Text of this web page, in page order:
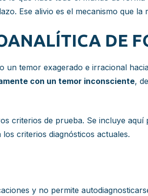
Ese alivio es el mecanismo que la
DE
temor exagerado e irracional
con un temor inconsciente,
criterios de prueba. Se incluye aquí
criterios diagnósticos actuales.
y no permite